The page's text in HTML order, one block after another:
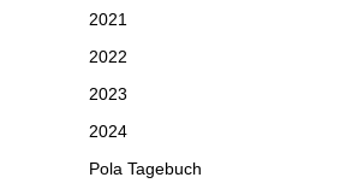
2021
2022
2023
2024
Pola Tagebuch